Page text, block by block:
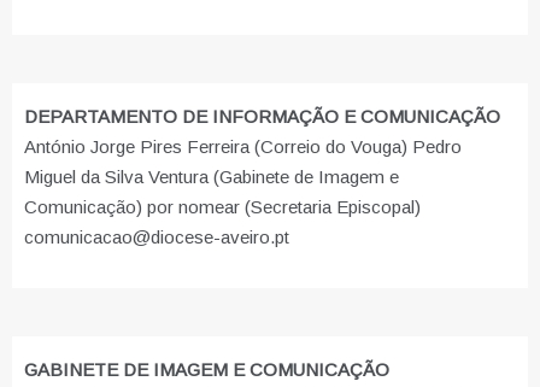
DEPARTAMENTO DE INFORMAÇÃO E COMUNICAÇÃO
António Jorge Pires Ferreira (Correio do Vouga) Pedro
Miguel da Silva Ventura (Gabinete de Imagem e
Comunicação) por nomear (Secretaria Episcopal)
comunicacao@diocese-aveiro.pt
GABINETE DE IMAGEM E COMUNICAÇÃO